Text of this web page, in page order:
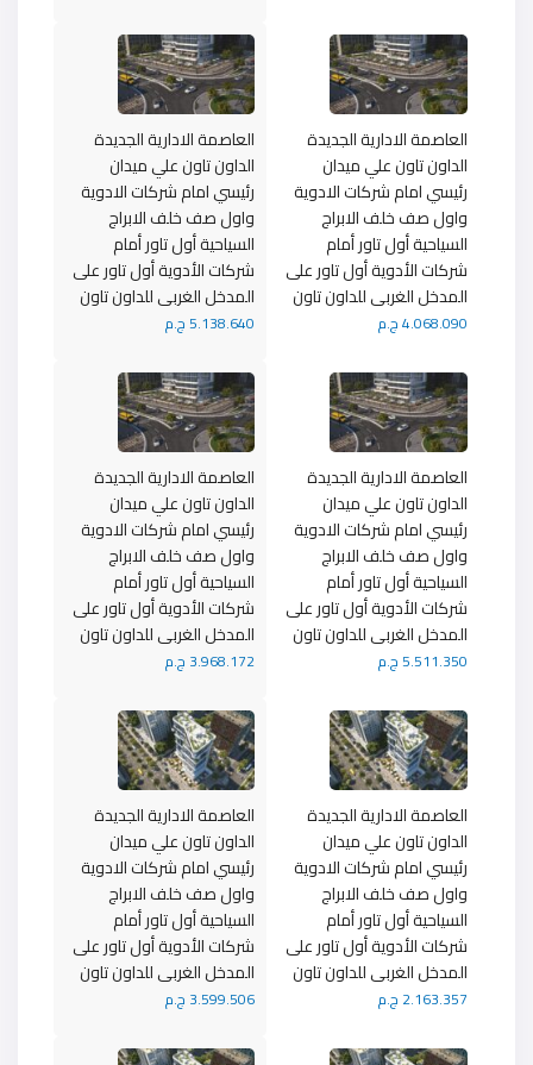
العاصمة الادارية الجديدة
الداون تاون علي ميدان
رئيسي امام شركات الادوية
واول صف خلف الابراج
السياحية أول تاور أمام
شركات الأدوية أول تاور على
المدخل الغربى للداون تاون
5.138.640 ج.م
العاصمة الادارية الجديدة
الداون تاون علي ميدان
رئيسي امام شركات الادوية
واول صف خلف الابراج
السياحية أول تاور أمام
شركات الأدوية أول تاور على
المدخل الغربى للداون تاون
4.068.090 ج.م
العاصمة الادارية الجديدة
الداون تاون علي ميدان
رئيسي امام شركات الادوية
واول صف خلف الابراج
السياحية أول تاور أمام
شركات الأدوية أول تاور على
المدخل الغربى للداون تاون
3.968.172 ج.م
العاصمة الادارية الجديدة
الداون تاون علي ميدان
رئيسي امام شركات الادوية
واول صف خلف الابراج
السياحية أول تاور أمام
شركات الأدوية أول تاور على
المدخل الغربى للداون تاون
5.511.350 ج.م
العاصمة الادارية الجديدة
الداون تاون علي ميدان
رئيسي امام شركات الادوية
واول صف خلف الابراج
السياحية أول تاور أمام
شركات الأدوية أول تاور على
المدخل الغربى للداون تاون
3.599.506 ج.م
العاصمة الادارية الجديدة
الداون تاون علي ميدان
رئيسي امام شركات الادوية
واول صف خلف الابراج
السياحية أول تاور أمام
شركات الأدوية أول تاور على
المدخل الغربى للداون تاون
2.163.357 ج.م